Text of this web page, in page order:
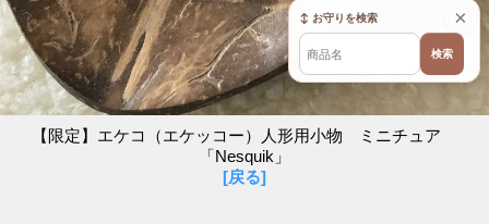
【限定】エケコ（エケッコー）人形用小物 ミニチュア
「Nesquik」
[戻る]
×
↕ お守りを検索
検索